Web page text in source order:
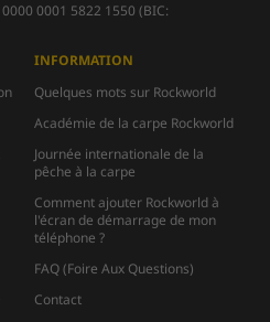
0001 5822 1550 (BIC:
INFORMATION
Quelques mots sur Rockworld
Académie de la carpe Rockworld
Journée internationale de la
pêche à la carpe
Comment ajouter Rockworld à
l'écran de démarrage de mon
téléphone ?
FAQ (Foire Aux Questions)
Contact